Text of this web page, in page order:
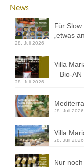
News
Für Slow
„etwas
28. Juli 2026
Villa
– Bio-AN
28. Juli 2026
28. Juli 2026
Villa
28. Juli 2026
Nur